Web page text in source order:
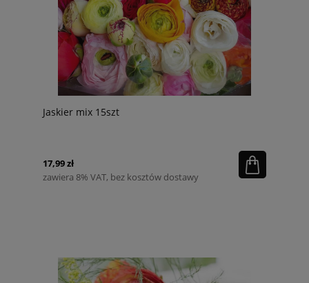
Jaskier mix 15szt
17,99 zł
zawiera 8% VAT, bez kosztów dostawy